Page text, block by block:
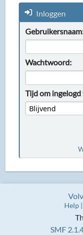
Inloggen
Wachtwoord:
Tijd om
SMF
Help